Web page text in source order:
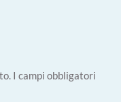
I campi obbligatori